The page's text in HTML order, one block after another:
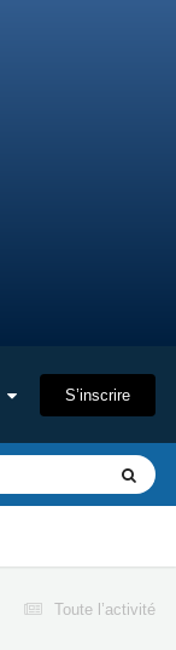
S’inscrire
Toute l’activité